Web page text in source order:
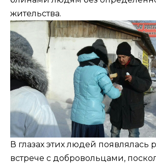
жительства.
В глазах этих людей появлялась
встрече с добровольцами,